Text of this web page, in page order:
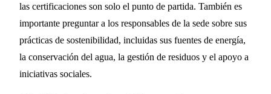
las certificaciones son solo el punto de partida. También es
importante preguntar a los responsables de la sede sobre sus
prácticas de sostenibilidad, incluidas sus fuentes de energía,
la conservación del agua, la gestión de residuos y el apoyo a
iniciativas sociales.